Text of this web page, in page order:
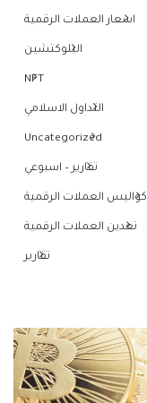
اسعار العملات الرقمية
البلوكتشين
NFT
التداول الاسلامي
Uncategorized
تقارير – اسبوعي
كواليس العملات الرقمية
تعدين العملات الرقمية
تقارير